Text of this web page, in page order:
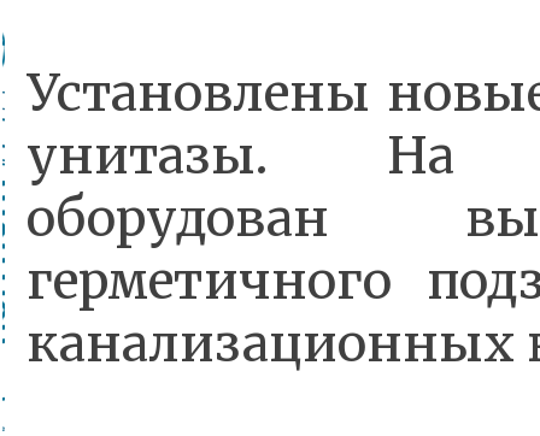
Установлены
унитазы. На
оборудован
герметичного
канализационных